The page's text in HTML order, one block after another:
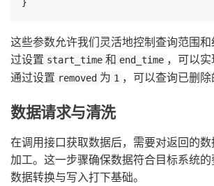
}
这些参数允许我们灵活地控制查询范围
过设置 start_time 和 end_time ，可以实
通过设置 removed 为 1 ，可以查询已删除
数据请求与清洗
在调用接口获取数据后，需要对返回的
加工。这一步骤确保数据符合目标系统
数据转换与写入打下基础。